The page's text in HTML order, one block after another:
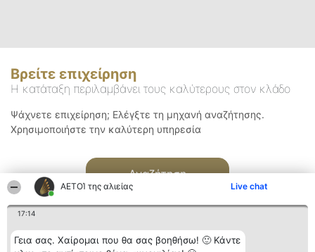
ΑΕΤΟΊ της αλιείας Live chat
17:14
Γεια σας. Χαίρομαι που θα σας βοηθήσω! 🙂 Κάντε
Βρείτε επιχείρηση
Η κατάταξη περιλαμβάνει τους καλύτερους στον κλάδο
Ψάχνετε επιχείρηση; Ελέγξτε τη μηχανή αναζήτησης.
Χρησιμοποιήστε την καλύτερη υπηρεσία
Αναζήτηση